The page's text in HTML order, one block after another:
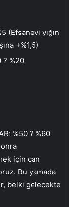
(Efsanevi yığın
+%1,5)
? %20
%50 ? %60
için can
Bu yamada
belki gelecekte